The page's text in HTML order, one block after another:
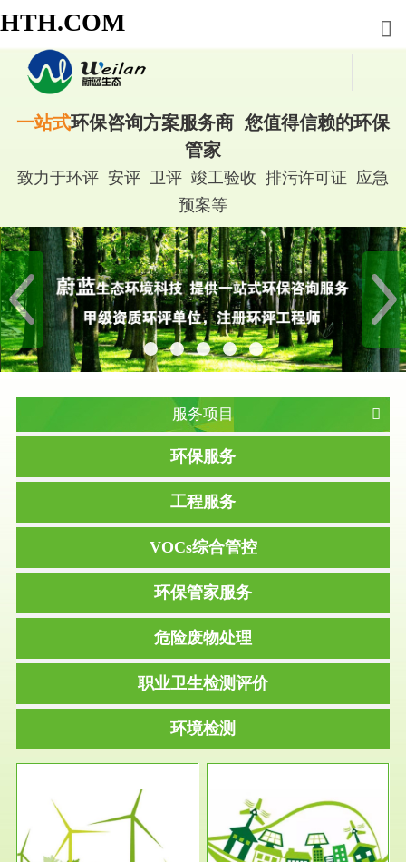
HTH.COM
一站式环保咨询方案服务商 您值得信赖的环保
管家
致力于环评 安评 卫评 竣工验收 排污许可证 应急
预案等
服务项目
环保服务
工程服务
VOCs综合管控
环保管家服务
危险废物处理
职业卫生检测评价
环境检测
服务范围